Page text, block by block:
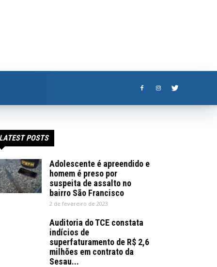
LATEST POSTS
Adolescente é apreendido e
homem é preso por
suspeita de assalto no
bairro São Francisco
2 de fevereiro de 2023
Auditoria do TCE constata
indícios de
superfaturamento de R$ 2,6
milhões em contrato da
Sesau...